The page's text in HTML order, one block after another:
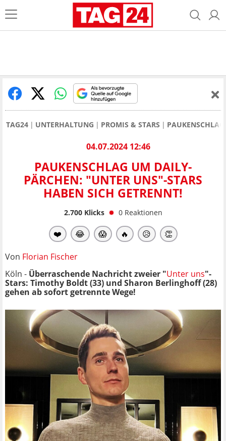
TAG24 UNTERHALTUNG PROMIS & STARS
04.07.2024 12:46
PAUKENSCHLAG UM DAILY-
PÄRCHEN: "UNTER UNS"-STARS
HABEN SICH GETRENNT!
2.700Klicks 0 Reaktionen
❤️ 😂 😱 🔥 😥 👏
Von Florian Fischer
Köln - Überraschende Nachricht zweier "Unter uns"-
Stars: Timothy Boldt (33) und Sharon Berlinghoff (28)
gehen ab sofort getrennte Wege!